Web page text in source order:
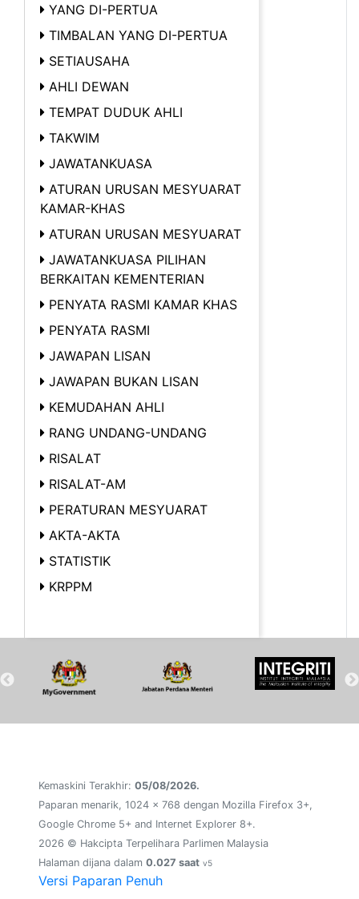
YANG DI-PERTUA
TIMBALAN YANG DI-PERTUA
SETIAUSAHA
AHLI DEWAN
TEMPAT DUDUK AHLI
TAKWIM
JAWATANKUASA
ATURAN URUSAN MESYUARAT
KAMAR-KHAS
ATURAN URUSAN MESYUARAT
JAWATANKUASA PILIHAN
BERKAITAN KEMENTERIAN
PENYATA RASMI KAMAR KHAS
PENYATA RASMI
JAWAPAN LISAN
JAWAPAN BUKAN LISAN
KEMUDAHAN AHLI
RANG UNDANG-UNDANG
RISALAT
RISALAT-AM
PERATURAN MESYUARAT
AKTA-AKTA
STATISTIK
KRPPM
Kemaskini Terakhir: 05/08/2026.
Paparan menarik, 1024 x 768 dengan Mozilla Firefox 3+,
Google Chrome 5+ and Internet Explorer 8+.
2026 © Hakcipta Terpelihara Parlimen Malaysia
Halaman dijana dalam 0.027 saat v5
Versi Paparan Penuh